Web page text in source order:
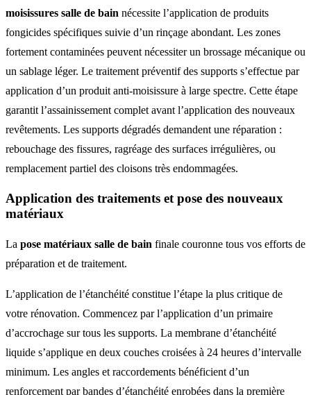
moisissures salle de bain nécessite l’application de produits
fongicides spécifiques suivie d’un rinçage abondant. Les zones
fortement contaminées peuvent nécessiter un brossage mécanique ou
un sablage léger. Le traitement préventif des supports s’effectue par
application d’un produit anti-moisissure à large spectre. Cette étape
garantit l’assainissement complet avant l’application des nouveaux
revêtements. Les supports dégradés demandent une réparation :
rebouchage des fissures, ragréage des surfaces irrégulières, ou
remplacement partiel des cloisons très endommagées.
Application des traitements et pose des nouveaux
matériaux
La pose matériaux salle de bain finale couronne tous vos efforts de
préparation et de traitement.
L’application de l’étanchéité constitue l’étape la plus critique de
votre rénovation. Commencez par l’application d’un primaire
d’accrochage sur tous les supports. La membrane d’étanchéité
liquide s’applique en deux couches croisées à 24 heures d’intervalle
minimum. Les angles et raccordements bénéficient d’un
renforcement par bandes d’étanchéité enrobées dans la première